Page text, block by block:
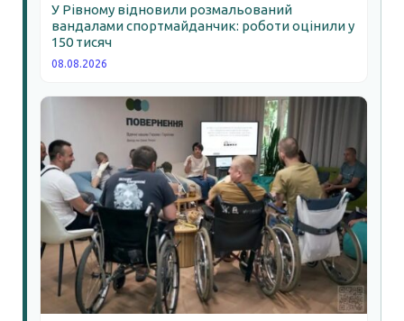
У Рівному відновили розмальований
вандалами спортмайданчик: роботи оцінили у
150 тисяч
08.08.2026